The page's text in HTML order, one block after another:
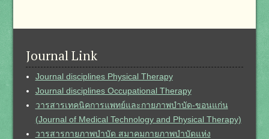
Journal Link
Journal disciplines Physical Therapy
Journal disciplines Occupational Therapy
วารสารเทคนิคการแพทย์และกายภาพบำบัด-ขอนแก่น
(Journal of Medical Technology and Physical Therapy)
วารสารกายภาพบำบัด สมาคมกายภาพบำบัดแห่ง